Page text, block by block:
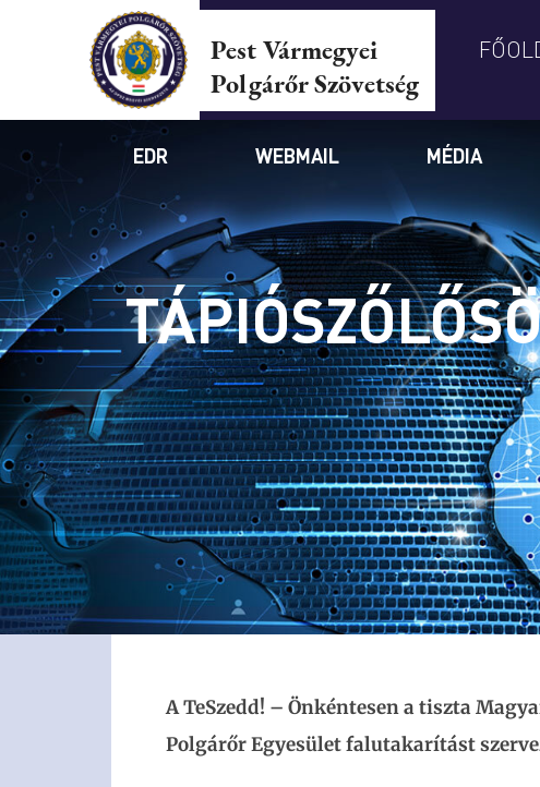
Pest Vármegyei
Polgárőr Szövetség
EDR WEBMAIL MÉDIA
A TeSzedd! – Önkéntesen a tiszta
Polgárőr Egyesület falutakarítást